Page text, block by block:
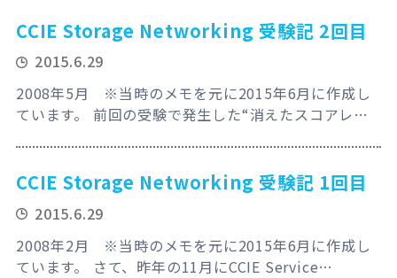
CCIE Storage Networking 受験記 2回目
2015.6.29
2008年5月 ※当時のメモを元に2015年6月に作成し
ています。 前回の受験で発生した“消えたスコアレポ
なので騙されないでください。) とにかくCisco
Certification & Communities Onlineへスパムメー
ルを送りつける。しかし、しばらくのやりとり…
CCIE Storage Networking 受験記 1回目
2015.6.29
2008年2月 ※当時のメモを元に2015年6月に作成し
ています。 さて、昨年の11月にCCIE Service